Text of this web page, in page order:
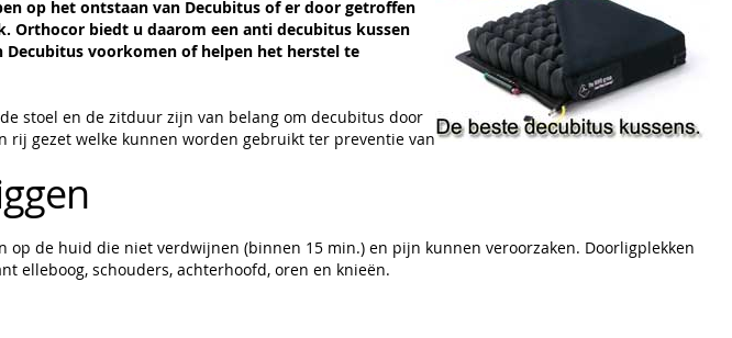
op het ontstaan van Decubitus of er door getroffen
Orthocor biedt u daarom een anti decubitus kussen
voorkomen of helpen het herstel te
stoel en de zitduur zijn van belang om decubitus door
rij gezet welke kunnen worden gebruikt ter preventie van
op de huid die niet verdwijnen (binnen 15 min.) en pijn kunnen veroorzaken. Doorligplekken
elleboog, schouders, achterhoofd, oren en knieën.